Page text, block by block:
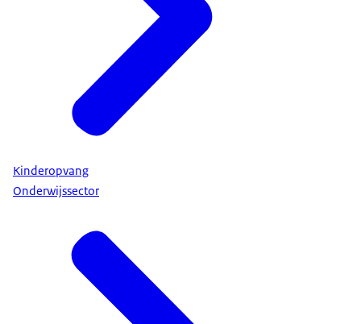
Kinderopvang
Onderwijssector